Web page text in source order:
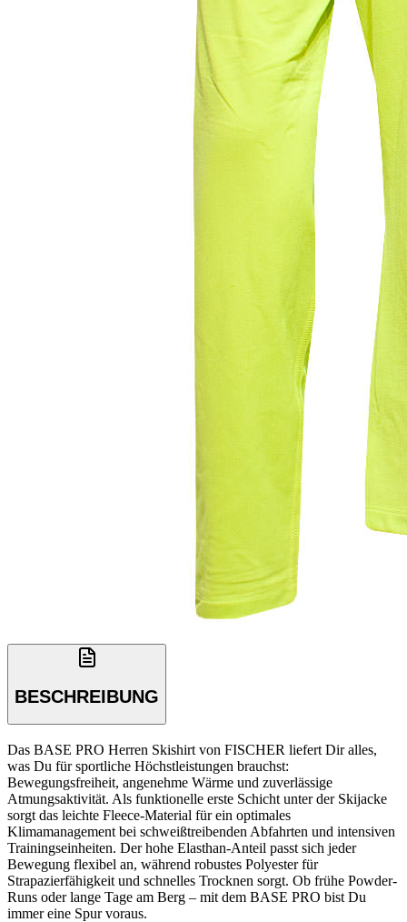
BESCHREIBUNG
Das BASE PRO Herren Skishirt von FISCHER liefert Dir alles,
was Du für sportliche Höchstleistungen brauchst:
Bewegungsfreiheit, angenehme Wärme und zuverlässige
Atmungsaktivität. Als funktionelle erste Schicht unter der Skijacke
sorgt das leichte Fleece-Material für ein optimales
Klimamanagement bei schweißtreibenden Abfahrten und intensiven
Trainingseinheiten. Der hohe Elasthan-Anteil passt sich jeder
Bewegung flexibel an, während robustes Polyester für
Strapazierfähigkeit und schnelles Trocknen sorgt. Ob frühe Powder-
Runs oder lange Tage am Berg – mit dem BASE PRO bist Du
immer eine Spur voraus.